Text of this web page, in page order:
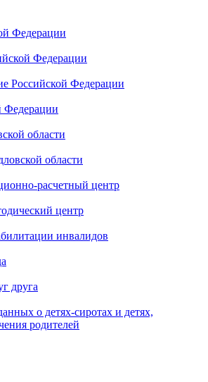
Федерации
Федерации
Российской Федерации
Федерации
области
области
расчетный центр
центр
инвалидов
друга
о детях-сиротах и детях,
родителей